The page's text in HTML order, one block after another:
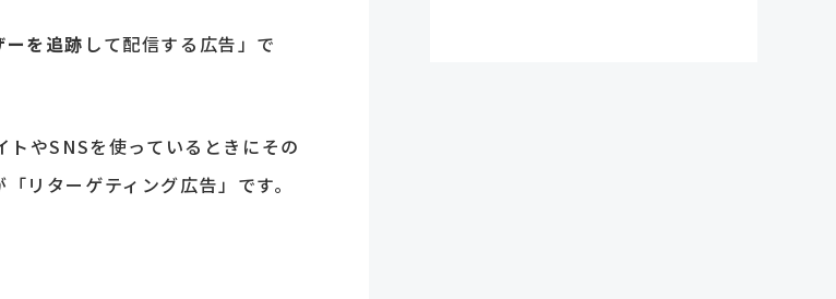
を追跡 して配信する広告」で
やSNSを使っているときにその
リターゲティング広告」です。